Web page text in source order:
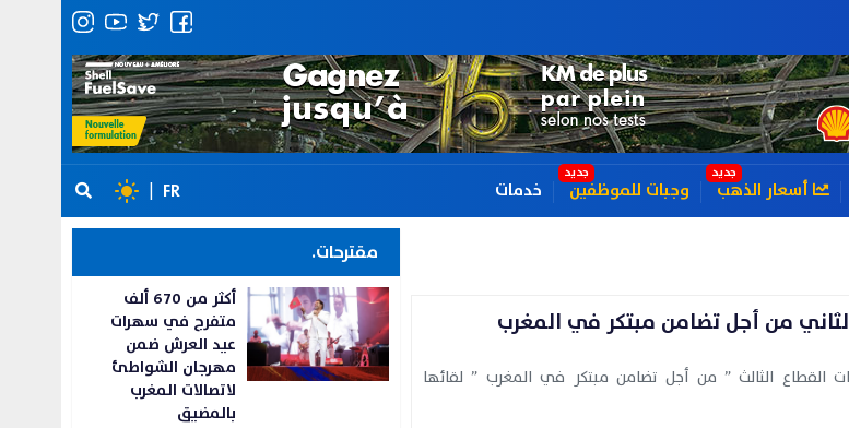
أسعار الذهب وجبات للموظفين خدمات FR
|
من أجل تضامن مبتكر في المغرب
القطاع الثالث ” من أجل تضامن مبتكر في المغرب ” لقائها
مقترحات.
أكثر من 670 ألف
متفرج في سهرات
عيد العرش ضمن
مهرجان الشواطئ
لاتصالات المغرب
بالمضيق